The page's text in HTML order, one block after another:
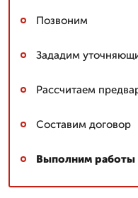
Позвоним
Зададим
Рассчитаем
Составим договор
Выполним работы